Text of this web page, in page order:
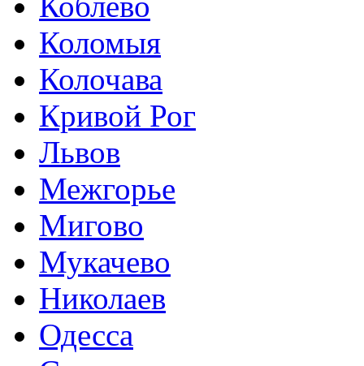
Коломыя
Колочава
Кривой Рог
Львов
Межгорье
Мигово
Мукачево
Николаев
Одесса